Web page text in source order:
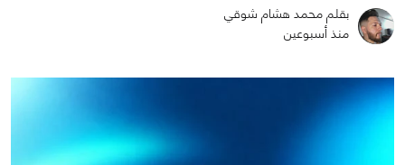
بقلم محمد هشام شوقي
منذ أسبوعين